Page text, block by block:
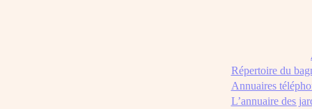
Répertoire du
Annuaires
L’annuaire des